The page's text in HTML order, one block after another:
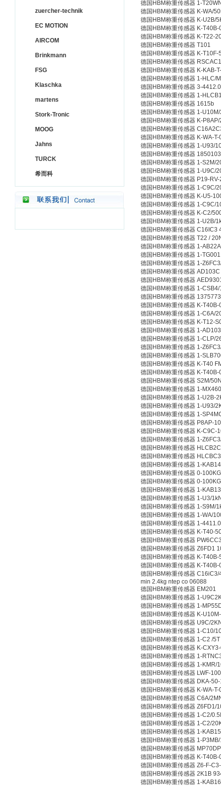
zuercher-technik
EC MOTION
AIRCOM
Brinkmann
FSG
Klaschka
martens
Stork-Tronic
MOOG
Jahns
TURCK
希而科
德国HBM称重传感器 1-
德国HBM称重传感器 K-WA/
德国HBM称重传感器 K-U2B/
德国HBM称重传感器 K-
德国HBM称重传感器 K-T22-
德国HBM称重传感器 T101
德国HBM称重传感器 K-
德国HBM称重传感器
德国HBM称重传感器 K-KAB-
德国HBM称重传感器 1-HLC/
德国HBM称重传感器 3-
德国HBM称重传感器 1-
德国HBM称重传感器 1615b
德国HBM称重传感器 1-
德国HBM称重传感器 K-
德国HBM称重传感器
德国HBM称重传感器 K-WA-
德国HBM称重传感器 1-U93/
德国HBM称重传感器
德国HBM称重传感器 1-S2M/
德国HBM称重传感器 1-U9C/
德国HBM称重传感器 P19-
德国HBM称重传感器 1-C9C/
德国HBM称重传感器 K-U5-
德国HBM称重传感器 1-C9C/
德国HBM称重传感器 K-C2/
德国HBM称重传感器 1-U2B/
德国HBM称重传感器 C16IC3
德国HBM称重传感器 T22 /
德国HBM称重传感器 1-AB22A
德国HBM称重传感器 1-
德国HBM称重传感器 1-
德国HBM称重传感器 AD103C
德国HBM称重传感器
德国HBM称重传感器 1-CSB4/
德国HBM称重传感器
德国HBM称重传感器 K-
德国HBM称重传感器 1-C6A/
德国HBM称重传感器 K-T12-
德国HBM称重传感器 1-
德国HBM称重传感器 1-CLP/
德国HBM称重传感器 1-
德国HBM称重传感器 1-
德国HBM称重传感器 K-T40
德国HBM称重传感器 K-
德国HBM称重传感器 S2M/
德国HBM称重传感器 1-
德国HBM称重传感器 1-U2B-
德国HBM称重传感器 1-U93/
德国HBM称重传感器 1-
德国HBM称重传感器 P8AP-
德国HBM称重传感器 K-C9C-
德国HBM称重传感器 1-
德国HBM称重传感器
德国HBM称重传感器
德国HBM称重传感器 1-
德国HBM称重传感器 0-
德国HBM称重传感器 0-
德国HBM称重传感器 1-
德国HBM称重传感器 1-U3/
德国HBM称重传感器 1-S9M/
德国HBM称重传感器 1-WA/
德国HBM称重传感器 1-
德国HBM称重传感器 K-T40-
德国HBM称重传感器
德国HBM称重传感器 Z6FD1
德国HBM称重传感器 K-
德国HBM称重传感器 K-
德国HBM称重传感器 C16iC3/
min 2.4kg ntep co 06088
德国HBM称重传感器 EM201
德国HBM称重传感器 1-
德国HBM称重传感器 1-
德国HBM称重传感器 K-
德国HBM称重传感器 U9C/
德国HBM称重传感器 1-C10/
德国HBM称重传感器 1-C2 /
德国HBM称重传感器 K-
德国HBM称重传感器 1-
德国HBM称重传感器 1-KMR/
德国HBM称重传感器 LWF-
德国HBM称重传感器 DKA-
德国HBM称重传感器 K-WA-
德国HBM称重传感器 C6A/
德国HBM称重传感器 Z6FD1/
德国HBM称重传感器 1-C2/
德国HBM称重传感器 1-C2/
德国HBM称重传感器 1-
德国HBM称重传感器 1-
德国HBM称重传感器
德国HBM称重传感器 K-
德国HBM称重传感器 Z6-F-
德国HBM称重传感器 2K1B
德国HBM称重传感器 1-